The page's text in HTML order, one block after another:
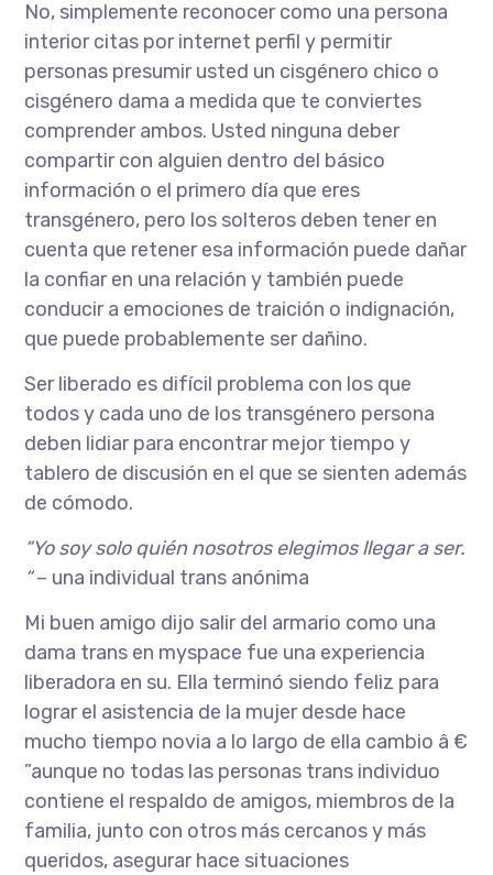
No, simplemente reconocer como una persona
interior citas por internet perfil y permitir
personas presumir usted un cisgénero chico o
cisgénero dama a medida que te conviertes
comprender ambos. Usted ninguna deber
compartir con alguien dentro del básico
información o el primero día que eres
transgénero, pero los solteros deben tener en
cuenta que retener esa información puede dañar
la confiar en una relación y también puede
conducir a emociones de traición o indignación,
que puede probablemente ser dañino.
Ser liberado es difícil problema con los que
todos y cada uno de los transgénero persona
deben lidiar para encontrar mejor tiempo y
tablero de discusión en el que se sienten además
de cómodo.
“Yo soy solo quién nosotros elegimos llegar a ser.
“– una individual trans anónima
Mi buen amigo dijo salir del armario como una
dama trans en myspace fue una experiencia
liberadora en su. Ella terminó siendo feliz para
lograr el asistencia de la mujer desde hace
mucho tiempo novia a lo largo de ella cambio â €
”aunque no todas las personas trans individuo
contiene el respaldo de amigos, miembros de la
familia, junto con otros más cercanos y más
queridos, asegurar hace situaciones